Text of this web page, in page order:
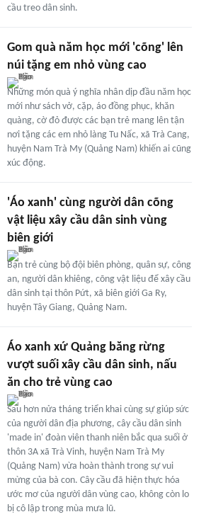
cầu treo dân sinh.
Gom quà năm học mới 'cõng' lên
núi tặng em nhỏ vùng cao
Những món quà ý nghĩa nhân dịp đầu năm học
mới như sách vở, cặp, áo đồng phục, khăn
quàng, cờ đỏ được các bạn trẻ mang lên tận
nơi tặng các em nhỏ làng Tu Nấc, xã Trà Cang,
huyện Nam Trà My (Quảng Nam) khiến ai cũng
xúc động.
'Áo xanh' cùng người dân cõng
vật liệu xây cầu dân sinh vùng
biên giới
Bạn trẻ cùng bộ đội biên phòng, quân sự, công
an, người dân khiêng, cõng vật liệu để xây cầu
dân sinh tại thôn Pứt, xã biên giới Ga Ry,
huyện Tây Giang, Quảng Nam.
Áo xanh xứ Quảng băng rừng
vượt suối xây cầu dân sinh, nấu
ăn cho trẻ vùng cao
Sau hơn nửa tháng triển khai cùng sự giúp sức
của người dân địa phương, cây cầu dân sinh
'made in' đoàn viên thanh niên bắc qua suối ở
thôn 3A xã Trà Vinh, huyện Nam Trà My
(Quảng Nam) vừa hoàn thành trong sự vui
mừng của bà con. Cây cầu đã hiện thực hóa
ước mơ của người dân vùng cao, không còn lo
bị cô lập trong mùa mưa lũ.